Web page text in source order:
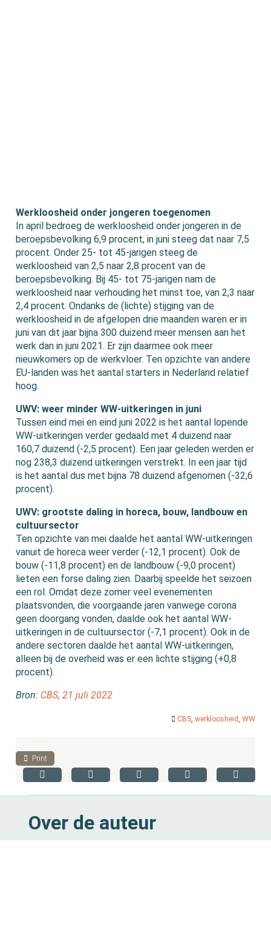
Werkloosheid onder jongeren toegenomen
In april bedroeg de werkloosheid onder jongeren in de
beroepsbevolking 6,9 procent, in juni steeg dat naar 7,5
procent. Onder 25- tot 45-jarigen steeg de
werkloosheid van 2,5 naar 2,8 procent van de
beroepsbevolking. Bij 45- tot 75-jarigen nam de
werkloosheid naar verhouding het minst toe, van 2,3 naar
2,4 procent. Ondanks de (lichte) stijging van de
werkloosheid in de afgelopen drie maanden waren er in
juni van dit jaar bijna 300 duizend meer mensen aan het
werk dan in juni 2021. Er zijn daarmee ook meer
nieuwkomers op de werkvloer. Ten opzichte van andere
EU-landen was het aantal starters in Nederland relatief
hoog.
UWV: weer minder WW-uitkeringen in juni
Tussen eind mei en eind juni 2022 is het aantal lopende
WW-uitkeringen verder gedaald met 4 duizend naar
160,7 duizend (-2,5 procent). Een jaar geleden werden er
nog 238,3 duizend uitkeringen verstrekt. In een jaar tijd
is het aantal dus met bijna 78 duizend afgenomen (-32,6
procent).
UWV: grootste daling in horeca, bouw, landbouw en
cultuursector
Ten opzichte van mei daalde het aantal WW-uitkeringen
vanuit de horeca weer verder (-12,1 procent). Ook de
bouw (-11,8 procent) en de landbouw (-9,0 procent)
lieten een forse daling zien. Daarbij speelde het seizoen
een rol. Omdat deze zomer veel evenementen
plaatsvonden, die voorgaande jaren vanwege corona
geen doorgang vonden, daalde ook het aantal WW-
uitkeringen in de cultuursector (-7,1 procent). Ook in de
andere sectoren daalde het aantal WW-uitkeringen,
alleen bij de overheid was er een lichte stijging (+0,8
procent).
Bron: CBS, 21 juli 2022
CBS, werkloosheid, WW
Print
Over de auteur